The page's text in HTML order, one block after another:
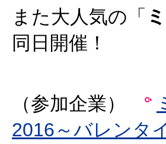
また大人気の「
同日開催！
（参加企業）
2016～バレンタ